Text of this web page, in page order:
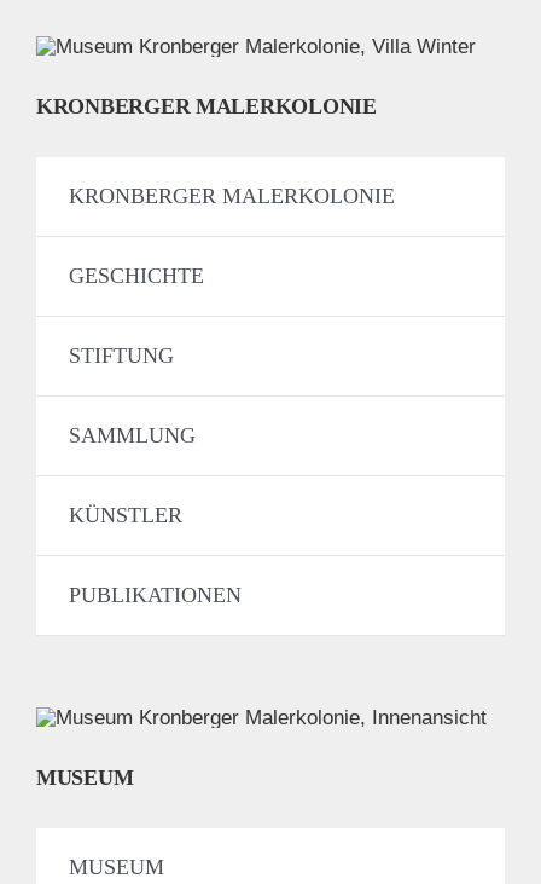
KRONBERGER MALERKOLONIE
KRONBERGER MALERKOLONIE
GESCHICHTE
STIFTUNG
SAMMLUNG
KÜNSTLER
PUBLIKATIONEN
MUSEUM
MUSEUM